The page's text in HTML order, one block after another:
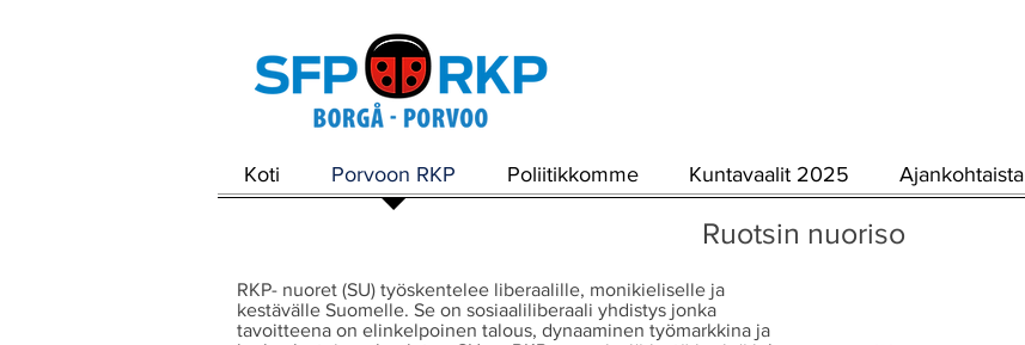
Koti Porvoon RKP Poliitikkomme Kuntavaalit 2025 Ajankohtaista
Ruotsin nuoriso
RKP- nuoret (SU) työskentelee liberaalille, monikieliselle ja
kestävälle Suomelle. Se on sosiaaliliberaali yhdistys jonka
tavoitteena on elinkelpoinen talous, dynaaminen työmarkkina ja